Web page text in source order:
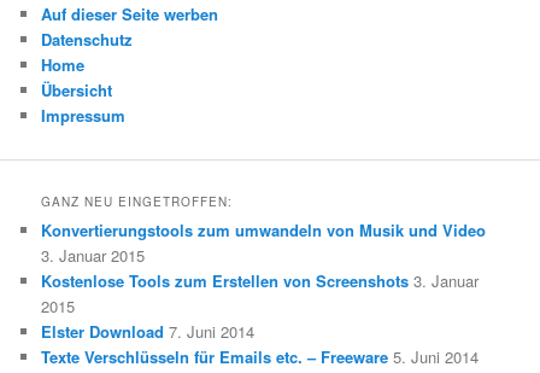
Auf dieser Seite werben
Datenschutz
Home
Übersicht
Impressum
GANZ NEU EINGETROFFEN:
Konvertierungstools zum umwandeln von Musik und Video
3. Januar 2015
Kostenlose Tools zum Erstellen von Screenshots 3. Januar
2015
Elster Download 7. Juni 2014
Texte Verschlüsseln für Emails etc. – Freeware 5. Juni 2014